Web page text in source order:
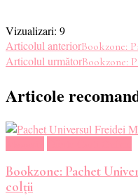
Vizualizari: 9
Navigare
în
articole
Articolul anteriorBookzone:
Articolul următorBookzone:
Articole
Bookzone: Pachet
colții